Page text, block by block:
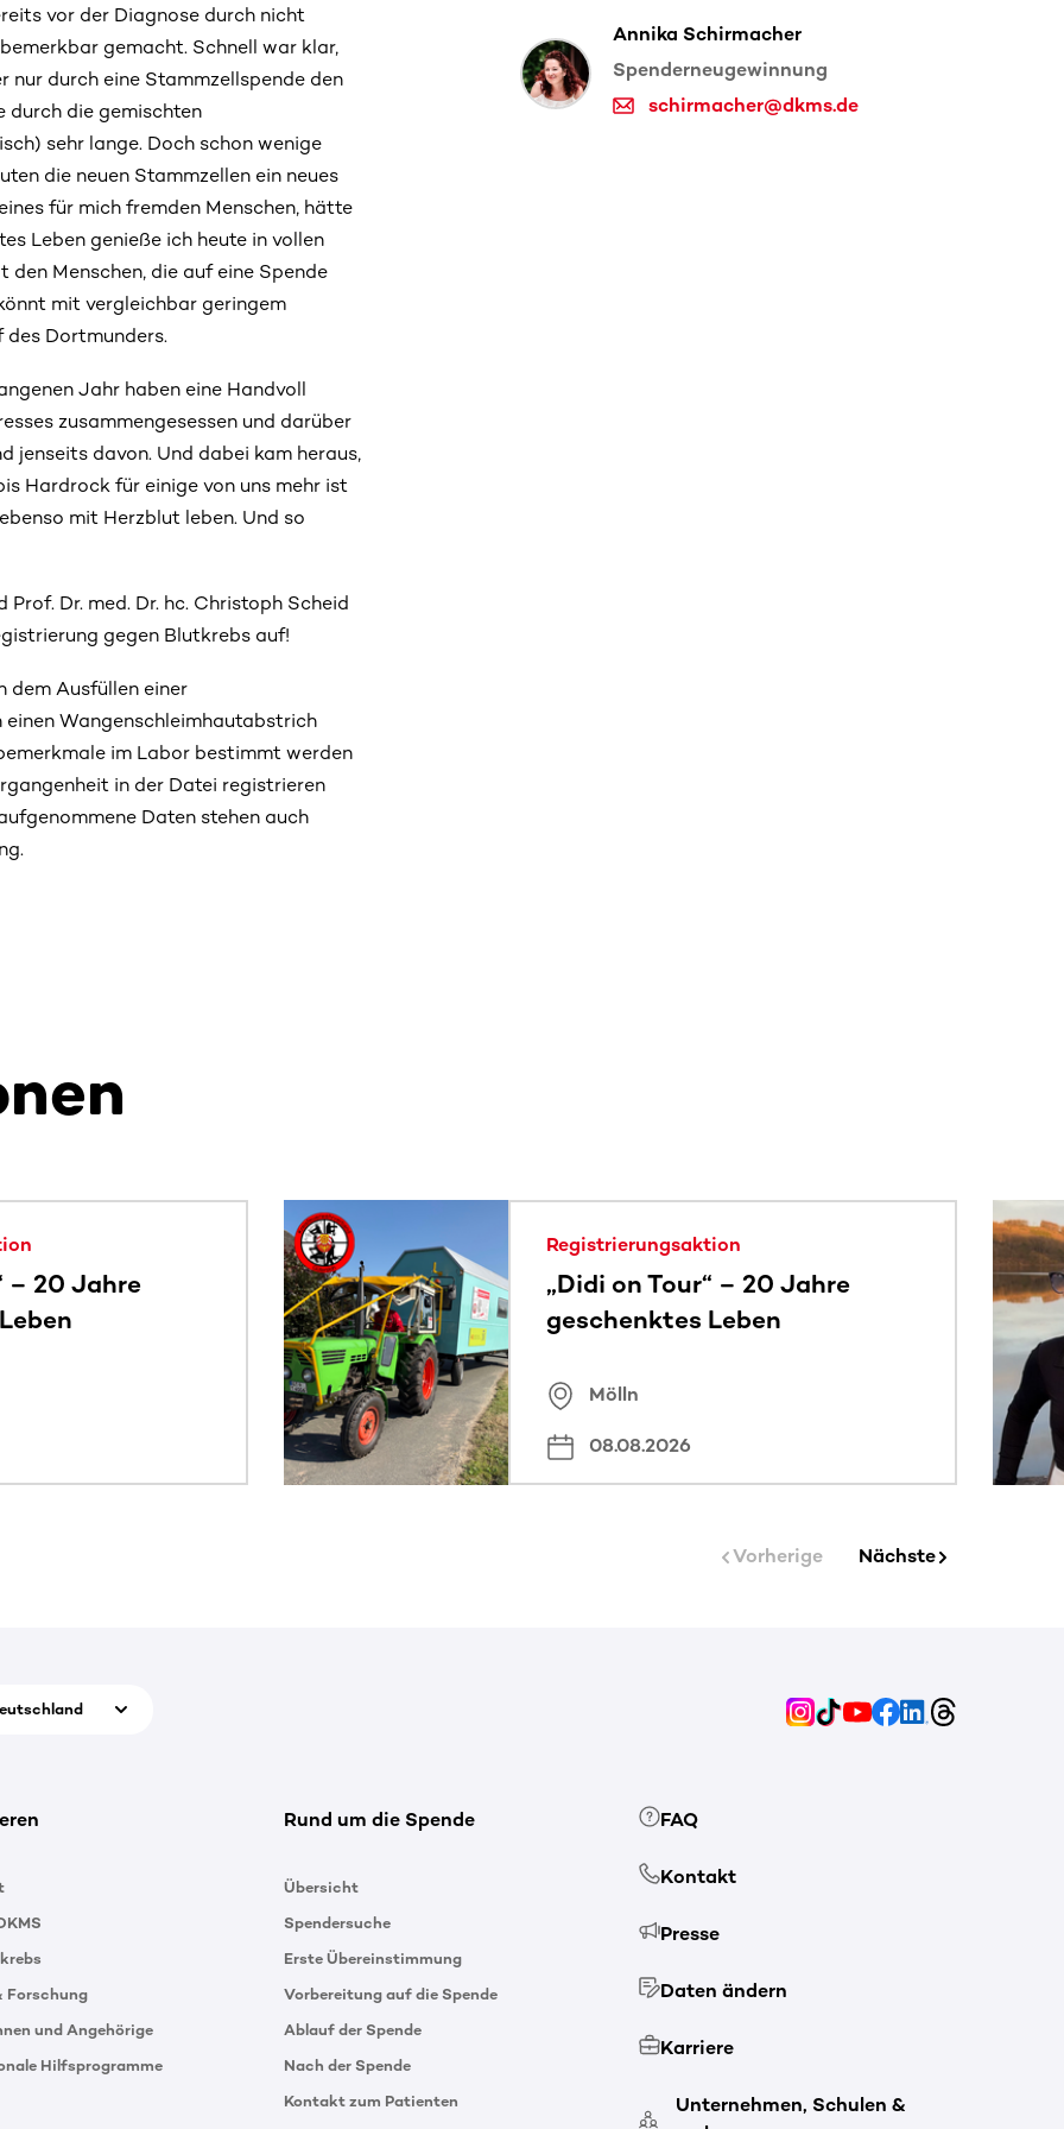
vor der Diagnose durch nicht
gemacht. Schnell war klar,
durch eine Stammzellspende den
durch die gemischten
sehr lange. Doch schon wenige
die neuen Stammzellen ein neues
für mich fremden Menschen, hätte
Leben genieße ich heute in vollen
den Menschen, die auf eine Spende
mit vergleichbar geringem
des Dortmunders.
Jahr haben eine Handvoll
zusammengesessen und darüber
jenseits davon. Und dabei kam heraus,
Hardrock für einige von uns mehr ist
mit Herzblut leben. Und so
Prof. Dr. med. Dr. hc. Christoph Scheid
gegen Blutkrebs auf!
dem Ausfüllen einer
Wangenschleimhautabstrich
im Labor bestimmt werden
in der Datei registrieren
Daten stehen auch
Annika Schirmacher
Spenderneugewinnung
schirmacher@dkms.de
Nutze die Tab-Taste oder wische, um weitere Inhalte zu sehen.
– 20 Jahre
Registrierungsaktion
„Didi on Tour“ – 20 Jahre
geschenktes Leben
Mölln
08.08.2026
Vorherige Nächste
Forschung
und Angehörige
Hilfsprogramme
Rund um die Spende
Übersicht
Spendersuche
Erste Übereinstimmung
Vorbereitung auf die Spende
Ablauf der Spende
Nach der Spende
Kontakt zum Patienten
FAQ
Kontakt
Presse
Daten ändern
Karriere
Unternehmen, Schulen &